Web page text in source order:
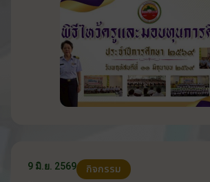
9 มิ.ย. 2569 กิจกรรม